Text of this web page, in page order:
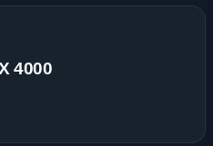
4000